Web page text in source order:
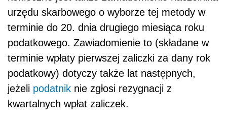
urzędu skarbowego o wyborze tej metody w
terminie do 20. dnia drugiego miesiąca roku
podatkowego. Zawiadomienie to (składane w
terminie wpłaty pierwszej zaliczki za dany rok
podatkowy) dotyczy także lat następnych,
jeżeli podatnik nie zgłosi rezygnacji z
kwartalnych wpłat zaliczek.